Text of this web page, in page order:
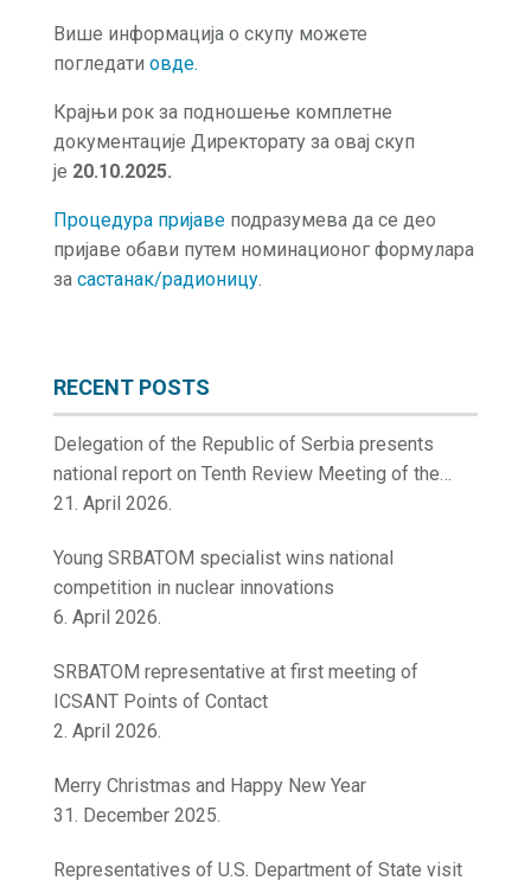
Више информација о скупу можете
погледати овде.
Крајњи рок за подношење комплетне
документације Директорату за овај скуп
је 20.10.2025.
Процедура пријавеподразумева да се део
пријаве обави путем номинационог формулара
за састанак/радионицу.
RECENT POSTS
Delegation of the Republic of Serbia presents
national report on Tenth Review Meeting of the
Contracting Parties to the Convention on Nuclear
21. April 2026.
Young SRBATOM specialist wins national
competition in nuclear innovations
6. April 2026.
SRBATOM representative at first meeting of
ICSANT Points of Contact
2. April 2026.
Merry Christmas and Happy New Year
31. December 2025.
Representatives of U.S. Department of State visit